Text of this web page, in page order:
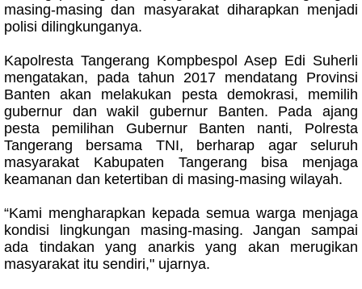
masing-masing dan masyarakat diharapkan menjadi
polisi dilingkunganya.
Kapolresta Tangerang Kompbespol Asep Edi Suherli
mengatakan, pada tahun 2017 mendatang Provinsi
Banten akan melakukan pesta demokrasi, memilih
gubernur dan wakil gubernur Banten. Pada ajang
pesta pemilihan Gubernur Banten nanti, Polresta
Tangerang bersama TNI, berharap agar seluruh
masyarakat Kabupaten Tangerang bisa menjaga
keamanan dan ketertiban di masing-masing wilayah.
“Kami mengharapkan kepada semua warga menjaga
kondisi lingkungan masing-masing. Jangan sampai
ada tindakan yang anarkis yang akan merugikan
masyarakat itu sendiri," ujarnya.